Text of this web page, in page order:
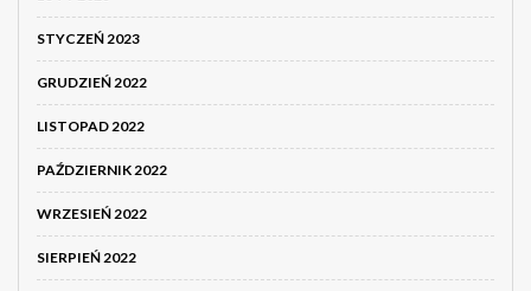
STYCZEŃ 2023
GRUDZIEŃ 2022
LISTOPAD 2022
PAŹDZIERNIK 2022
WRZESIEŃ 2022
SIERPIEŃ 2022